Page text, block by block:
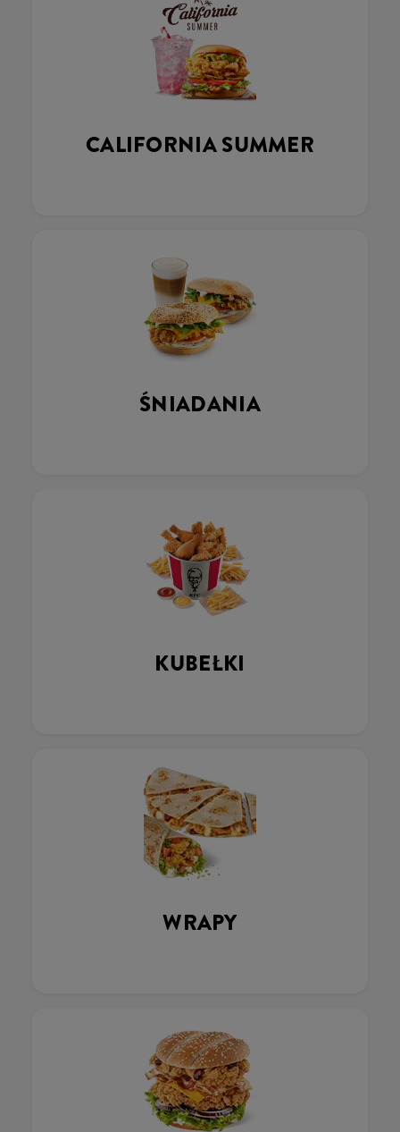
CALIFORNIA SUMMER
ŚNIADANIA
KUBEŁKI
WRAPY